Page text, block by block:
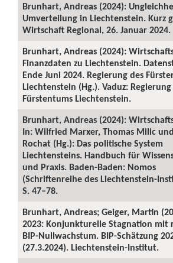
Brunhart, Andreas (2024):
Umverteilung in Liechtenstein. Kurz
Wirtschaft Regional, 26. Januar 2024.
Brunhart, Andreas (2024):
Finanzdaten zu Liechtenstein.
Ende Juni 2024. Regierung des
Liechtenstein (Hg.). Vaduz: Regierung
Fürstentums Liechtenstein.
Brunhart, Andreas (2024):
In: Wilfried Marxer, Thomas Milic
Rochat (Hg.): Das politische System
Liechtensteins. Handbuch für
und Praxis. Baden-Baden: Nomos
(Schriftenreihe des Liechtenstein-
S. 47–78.
Brunhart, Andreas; Geiger, Martin
2023: Konjunkturelle Stagnation mit
BIP-Nullwachstum. BIP-Schätzung
(27.3.2024). Liechtenstein-Institut.